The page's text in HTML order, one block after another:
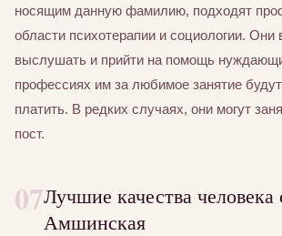
носящим данную фамилию, подходят
области психотерапии и социологии. Они
выслушать и прийти на помощь
профессиях им за любимое занятие
платить. В редких случаях, они могут
пост.
07Лучшие качества
Амшинская